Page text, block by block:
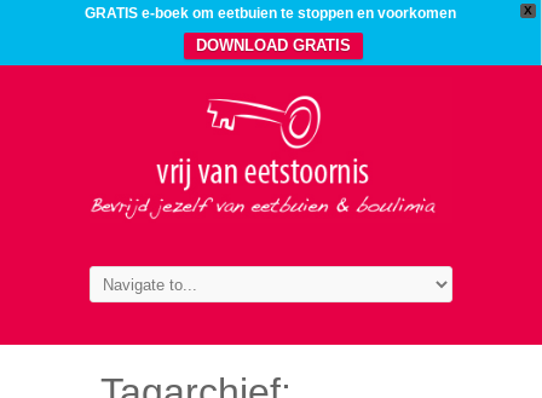
X
GRATIS e-boek om eetbuien te stoppen en voorkomen
DOWNLOAD GRATIS